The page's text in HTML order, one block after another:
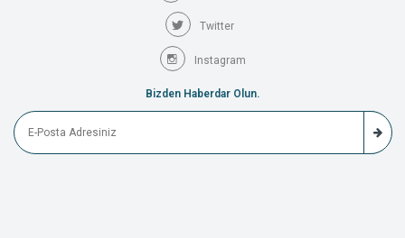
Twitter
Instagram
Bizden Haberdar Olun.